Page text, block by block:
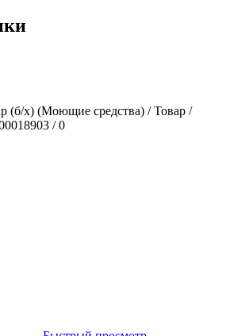
(б/х) (Моющие средства) / Товар /
/ 0